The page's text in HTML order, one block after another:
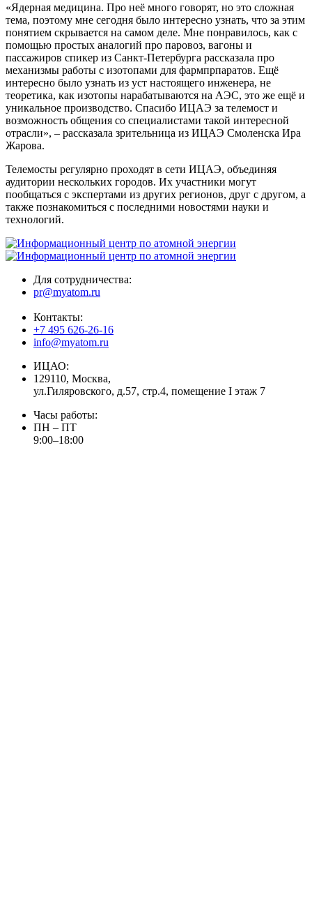
«Ядерная медицина. Про неё много говорят, но это сложная
тема, поэтому мне сегодня было интересно узнать, что за этим
понятием скрывается на самом деле. Мне понравилось, как с
помощью простых аналогий про паровоз, вагоны и
пассажиров спикер из Санкт-Петербурга рассказала про
механизмы работы с изотопами для фармпрпаратов. Ещё
интересно было узнать из уст настоящего инженера, не
теоретика, как изотопы нарабатываются на АЭС, это же ещё и
уникальное производство. Спасибо ИЦАЭ за телемост и
возможность общения со специалистами такой интересной
отрасли», – рассказала зрительница из ИЦАЭ Смоленска Ира
Жарова.
Телемосты регулярно проходят в сети ИЦАЭ, объединяя
аудитории нескольких городов. Их участники могут
пообщаться с экспертами из других регионов, друг с другом, а
также познакомиться с последними новостями науки и
технологий.
Для сотрудничества:
pr@myatom.ru
Контакты:
+7 495 626-26-16
info@myatom.ru
ИЦАО:
129110, Москва,
ул.Гиляровского, д.57, стр.4, помещение I этаж 7
Часы работы:
ПН – ПТ
9:00–18:00